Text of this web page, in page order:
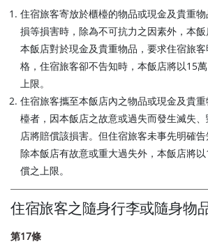
住宿旅客寄放於櫃檯的物品或現金及貴重
損等損害時，除為不可抗力之因素外，本
本飯店對於現金及貴重物品，要求住宿旅
格，住宿旅客卻不告知時，本飯店將以15
上限。
住宿旅客攜至本飯店內之物品或現金及貴
檯者，因本飯店之故意或過失而發生滅失
店將賠償該損害。但住宿旅客未事先明確告
除本飯店有故意或重大過失外，本飯店將
償之上限。
住宿旅客之隨身行李或隨身物
第17條